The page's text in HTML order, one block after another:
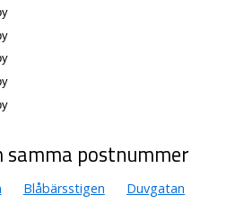
postnummer
Blåbärsstigen
Duvgatan